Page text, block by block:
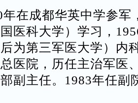
在成都华英中学参军
医科大学）学习，
为第三军医大学）内
医院，历任主治军医
副主任。1983年任副